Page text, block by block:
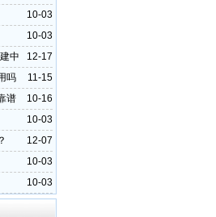
10-03
10-03
12-17
中
11-15
吗
10-16
谱
10-03
12-07
10-03
10-03